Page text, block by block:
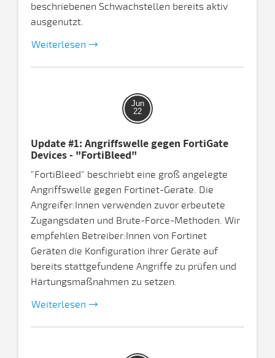
beschriebenen Schwachstellen bereits aktiv
ausgenutzt.
Weiterlesen
Jun
22
Update #1: Angriffswelle gegen FortiGate
Devices - "FortiBleed"
"FortiBleed" beschriebt eine groß angelegte
Angriffswelle gegen Fortinet-Geräte. Die
Angreifer:Innen verwenden zuvor erbeutete
Zugangsdaten und Brute-Force-Methoden. Wir
empfehlen Betreiber:Innen von Fortinet
Geräten die Konfiguration ihrer Geräte auf
bereits stattgefundene Angriffe zu prüfen und
Härtungsmaßnahmen zu setzen.
Weiterlesen